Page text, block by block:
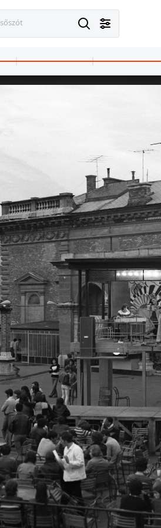
1972 · Magyarország
tér).
1972 · Budapest XIV. · Népstadion